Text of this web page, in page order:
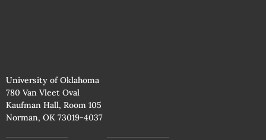
University of Oklahoma
780 Van Vleet Oval
Kaufman Hall, Room 105
Norman, OK 73019-4037